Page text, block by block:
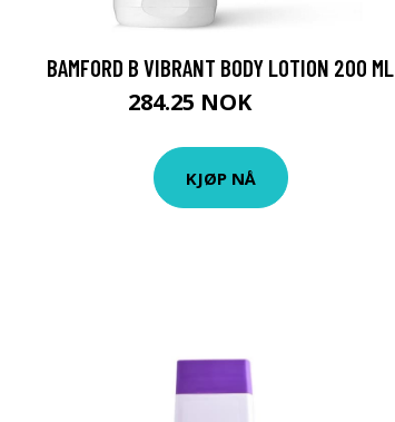
BAMFORD B VIBRANT BODY LOTION 200 ML
284.25 NOK
KJØP NÅ